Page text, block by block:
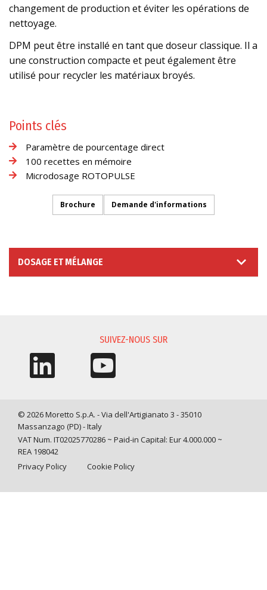
changement de production et éviter les opérations de
nettoyage.
DPM peut être installé en tant que doseur classique. Il a
une construction compacte et peut également être
utilisé pour recycler les matériaux broyés.
Points clés
Paramètre de pourcentage direct
100 recettes en mémoire
Microdosage ROTOPULSE
Brochure Demande d'informations
DOSAGE ET MÉLANGE
SUIVEZ-NOUS SUR
© 2026 Moretto S.p.A. - Via dell'Artigianato 3 - 35010
Massanzago (PD) - Italy
VAT Num. IT02025770286 ~ Paid-in Capital: Eur 4.000.000 ~
REA 198042
Privacy Policy
Cookie Policy